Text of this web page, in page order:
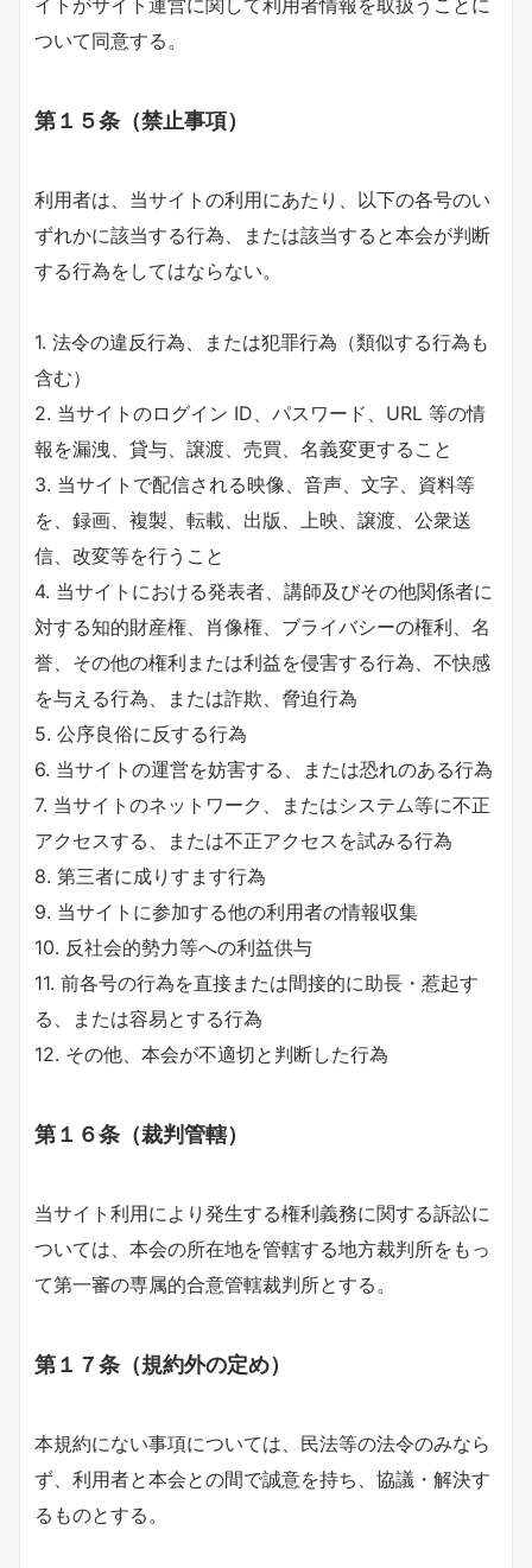
イトがサイト運営に関して利用者情報を取扱うことに
ついて同意する。
第１５条（禁止事項）
利用者は、当サイトの利用にあたり、以下の各号のい
ずれかに該当する行為、または該当すると本会が判断
する行為をしてはならない。
1. 法令の違反行為、または犯罪行為（類似する行為も
含む）
2. 当サイトのログイン ID、パスワード、URL 等の情
報を漏洩、貸与、譲渡、売買、名義変更すること
3. 当サイトで配信される映像、音声、文字、資料等
を、録画、複製、転載、出版、上映、譲渡、公衆送
信、改変等を行うこと
4. 当サイトにおける発表者、講師及びその他関係者に
対する知的財産権、肖像権、ブライバシーの権利、名
誉、その他の権利または利益を侵害する行為、不快感
を与える行為、または詐欺、脅迫行為
5. 公序良俗に反する行為
6. 当サイトの運営を妨害する、または恐れのある行為
7. 当サイトのネットワーク、またはシステム等に不正
アクセスする、または不正アクセスを試みる行為
8. 第三者に成りすます行為
9. 当サイトに参加する他の利用者の情報収集
10. 反社会的勢力等への利益供与
11. 前各号の行為を直接または間接的に助長・惹起す
る、または容易とする行為
12. その他、本会が不適切と判断した行為
第１６条（裁判管轄）
当サイト利用により発生する権利義務に関する訴訟に
ついては、本会の所在地を管轄する地方裁判所をもっ
て第一審の専属的合意管轄裁判所とする。
第１７条（規約外の定め）
本規約にない事項については、民法等の法令のみなら
ず、利用者と本会との間で誠意を持ち、協議・解決す
るものとする。